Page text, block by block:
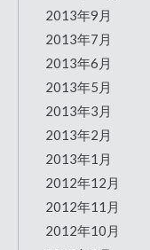
2013年9月
2013年7月
2013年6月
2013年5月
2013年3月
2013年2月
2013年1月
2012年12月
2012年11月
2012年10月